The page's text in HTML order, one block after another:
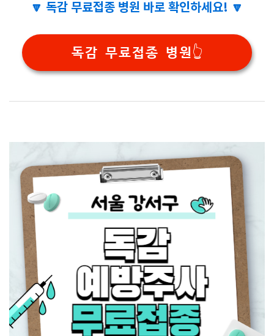
🔽 독감 무료접종 병원 바로 확인하세요! 🔽
독감 무료접종 병원👆